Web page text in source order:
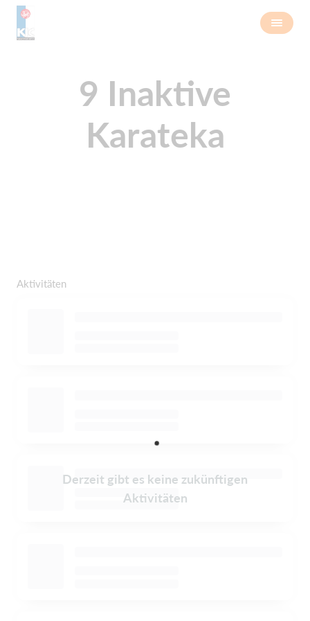
9 Inaktive
Karateka
Aktivitäten
Derzeit gibt es keine zukünftigen
Aktivitäten